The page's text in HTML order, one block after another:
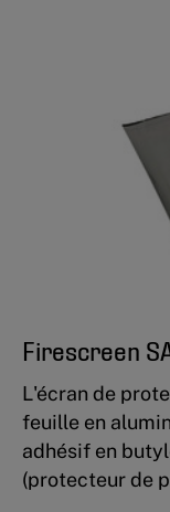
Firescreen
L'écran de
feuille en
adhésif en
(protecteur de